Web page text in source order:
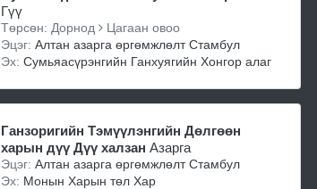
Гүү
Төрсөн: Дорнод
Цагаан овоо
Эцэг: Алтан азарга өргөмжлөлт Стамбул
Эх: Сумьяасүрэнгийн Ганхуягийн Хонгор алаг
Ганзоригийн Тэмүүлэнгийн Дөлгөөн
харын дүү Дүү халзан Азарга
Эцэг: Алтан азарга өргөмжлөлт Стамбул
Эх: Монын Харын төл Хар